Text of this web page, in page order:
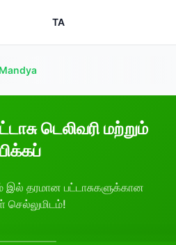
TA
Mandya
டெலிவரி மற்றும்
பிக்கப்
இல் தரமான பட்டாசுகளுக்கான
செல்லுமிடம்!